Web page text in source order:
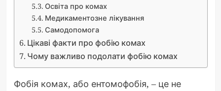
Освіта про комах
Медикаментозне лікування
Самодопомога
Цікаві факти про фобію комах
Чому важливо подолати фобію комах
Фобія комах, або ентомофобія, – це не